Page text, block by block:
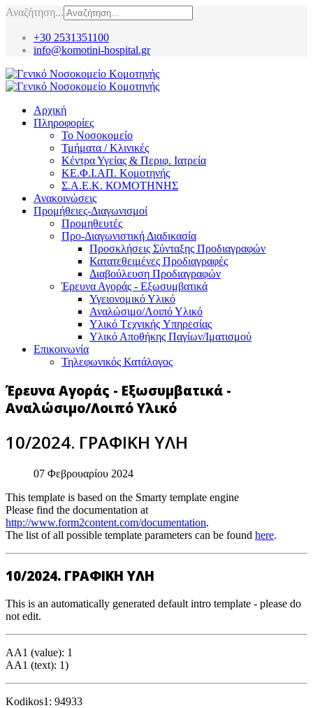
Αναζήτηση...
+30 2531351100
info@komotini-hospital.gr
Αρχική
Πληροφορίες
Το Νοσοκομείο
Τμήματα / Κλινικές
Κέντρα Υγείας & Περιφ. Ιατρεία
ΚΕ.Φ.Ι.ΑΠ. Κομοτηνής
Σ.Α.Ε.Κ. ΚΟΜΟΤΗΝΗΣ
Ανακοινώσεις
Προμήθειες-Διαγωνισμοί
Προμηθευτές
Προ-Διαγωνιστική Διαδικασία
Προσκλήσεις Σύνταξης Προδιαγραφών
Κατατεθειμένες Προδιαγραφές
Διαβούλευση Προδιαγραφών
Έρευνα Αγοράς - Εξωσυμβατικά
Υγειονομικό Υλικό
Αναλώσιμο/Λοιπό Υλικό
Υλικό Tεχνικής Yπηρεσίας
Υλικό Αποθήκης Παγίων/Ιματισμού
Επικοινωνία
Τηλεφωνικός Κατάλογος
Έρευνα Αγοράς - Εξωσυμβατικά -
Αναλώσιμο/Λοιπό Υλικό
10/2024. ΓΡΑΦΙΚΗ ΥΛΗ
07 Φεβρουαρίου 2024
This template is based on the Smarty template engine
Please find the documentation at
http://www.form2content.com/documentation.
The list of all possible template parameters can be found here.
10/2024. ΓΡΑΦΙΚΗ ΥΛΗ
This is an automatically generated default intro template - please do
not edit.
AA1 (value): 1
AA1 (text): 1)
Kodikos1: 94933